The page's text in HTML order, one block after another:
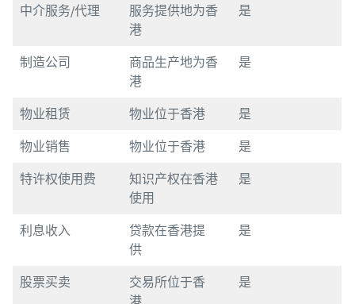
中介服务/代理
服务提供地为香
港
是
制造公司
商品生产地为香
港
是
物业租赁 物业位于香港 是
物业销售 物业位于香港 是
特许权使用费
知识产权在香港
使用
是
利息收入
贷款在香港提
供
是
股票买卖
交易所位于香
是